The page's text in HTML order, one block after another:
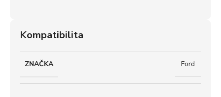
Kompatibilita
ZNAČKA Ford